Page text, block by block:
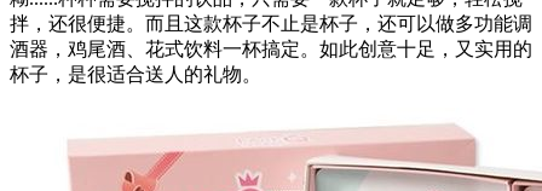
拌，还很便捷。而且这款杯子不止是杯子，还可以做多功能调
酒器，鸡尾酒、花式饮料一杯搞定。如此创意十足，又实用的
杯子，是很适合送人的礼物。